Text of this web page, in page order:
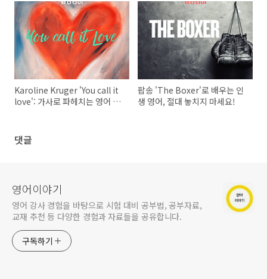
Karoline Kruger 'You call it
love': 가사로 파헤치는 영어 표
팝송 'The Boxer'로 배우는 인
생 영어, 절대 놓치지 마세요!
댓글
영어이야기
영어 강사 경험을 바탕으로 시험 대비 공부법, 공부자료,
교재 추천 등 다양한 경험과 자료들을 공유합니다.
구독하기